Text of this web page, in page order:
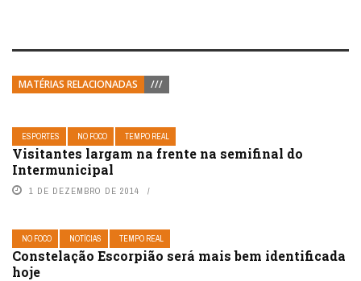
MATÉRIAS RELACIONADAS ///
ESPORTES NO FOCO TEMPO REAL
Visitantes largam na frente na semifinal do
Intermunicipal
1 DE DEZEMBRO DE 2014
NO FOCO NOTÍCIAS TEMPO REAL
Constelação Escorpião será mais bem identificada
hoje